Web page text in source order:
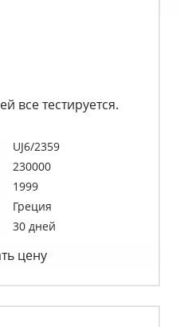
все тестируется.
UJ6/2359
230000
1999
Греция
30 дней
цену